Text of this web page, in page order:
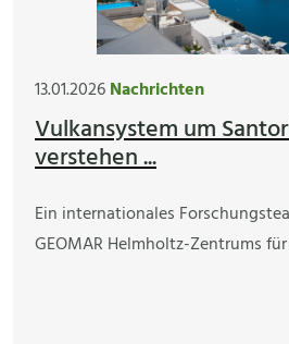
13.01.2026Nachrichten
Vulkansystem um
verstehen ...
Ein internationales
GEOMAR Helmholtz-Zentrums